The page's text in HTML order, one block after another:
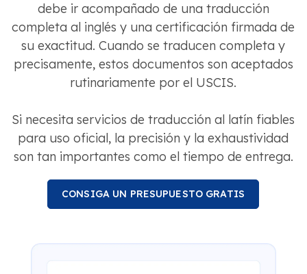
debe ir acompañado de una traducción
completa al inglés y una certificación firmada de
su exactitud. Cuando se traducen completa y
precisamente, estos documentos son aceptados
rutinariamente por el USCIS.
Si necesita servicios de traducción al latín fiables
para uso oficial, la precisión y la exhaustividad
son tan importantes como el tiempo de entrega.
CONSIGA UN PRESUPUESTO GRATIS